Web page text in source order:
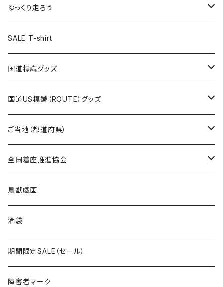
トートバッグ
ランチバッグ
エコバッグ
クリアファイル
キーホルダー
クリアファイル
Tシャツ
ステッカー
サコッシュ
ホテルキーホルダー
モーテルキーホルダー
トートバッグ
クリアファイル
マスク
エコバッグ
千葉ロッテマリーンズコラボ
エコバッグ
ステッカー
モーテルキーホルダー
ホテルキーホルダー
トートバッグ
キャップ
ステッカー
ホテルキーホルダー
Tシャツ
キャップ
ステッカー
ゆっくり走ろう
Tシャツ
ステッカー
ホテルキーホルダー
SALE T-shirt
国道標識グッズ
ステッカー
国道0～99号線
国道100～199号線
Tシャツ
キャップ
国道US標識（ROUTE）グッズ
ステッカー
ROUTE 0～99号線
ROUTE100～199号線
Tシャツ
ROUTE 0～99号線
ROUTE 100～199号線
キャップ
ROUTE 0～99号線
ROUTE 100～199号線
ご当地（都道府県）
北海道
青森県
岩手県
宮城県
秋田県
全国着座推進協会
ステッカー
鳥獣戯画
酒袋
期間限定SALE（セール）
障害者マーク